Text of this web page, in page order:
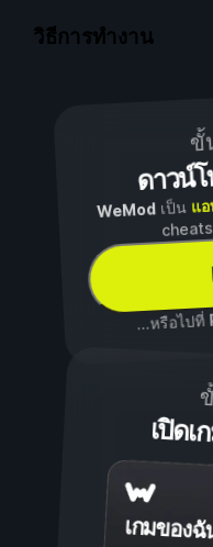
วิธีการทำงาน
ขั้
ดาวน์
WeModเป็น แ
...หรือไปที่
เปิด
เกมของ